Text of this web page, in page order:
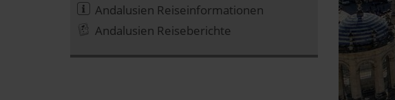
Andalusien Reiseinformationen
Andalusien Reiseberichte